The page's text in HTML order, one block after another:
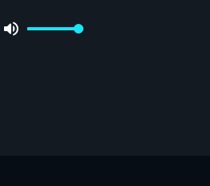
volume_up